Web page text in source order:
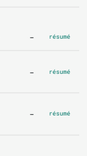
- résumé
- résumé
- résumé